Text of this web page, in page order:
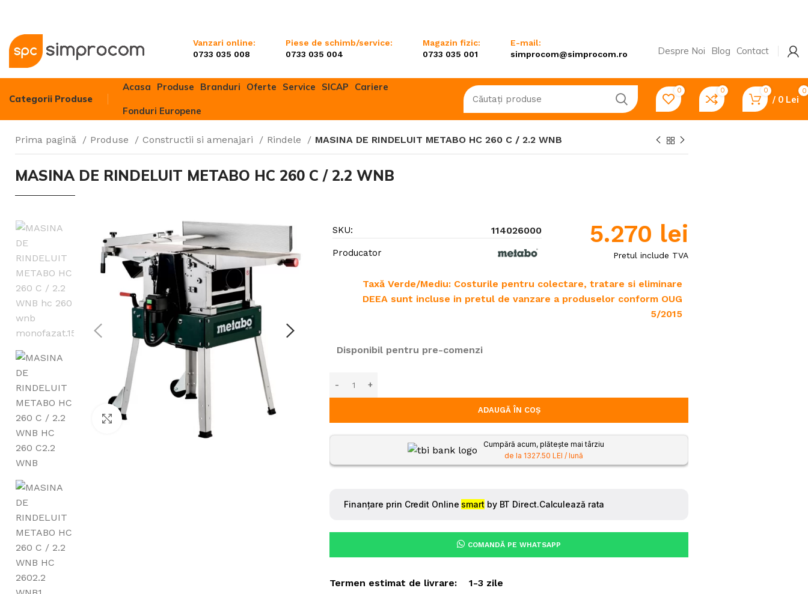
Vanzari online:
0733 035 008
Piese de schimb/service:
0733 035 004
Magazin fizic:
0733 035 001
E-mail:
simprocom@simprocom.ro
Despre Noi Blog Contact
Categorii Produse
Motocultivatoare/Motocultoare
Motocositori
Motoferăstraie și emondoare
Motocoase
Utilaje de gard viu și arbuști
Atomizoare și pulverizatoare
Motoburghie/Foreze
Prese de ulei
Mașini multifuncționale/Sisteme
Tractorașe de tuns gazon
Masini de tocat vegetatie
Tocătoare de crengi și vegetație
Mori / Batoze
Pompe și hidrofoare
Transportatoare
Tractoare
Mașini de săpat șanțuri
Acasa Produse Branduri Oferte Service SICAP Cariere
Fonduri Europene
0 0 0 0
/ 0 Lei
Prima pagină Produse Constructii si amenajari Rindele MASINA DE RINDELUIT METABO HC 260 C / 2.2 WNB
MASINA DE RINDELUIT METABO HC 260 C / 2.2 WNB
Click to enlarge
SKU: 114026000
Producator
5.270 lei
Pretul include TVA
Taxă Verde/Mediu: Costurile pentru colectare, tratare si eliminare
DEEA sunt incluse in pretul de vanzare a produselor conform OUG
5/2015
Disponibil pentru pre-comenzi
ADAUGĂ ÎN COȘ
Cumpără acum, plătește mai târziu
de la 1327.50 LEI / lună
COMANDĂ PE WHATSAPP
Termen estimat de livrare: 1-3 zile